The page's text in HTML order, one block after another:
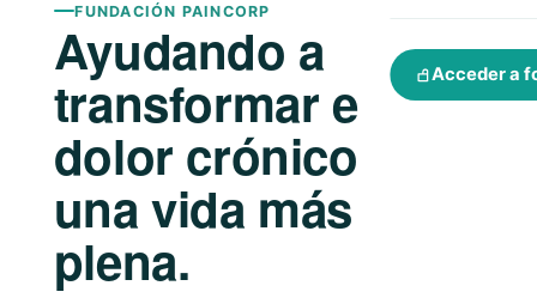
Acceder a
FUNDACIÓN PAINCORP
Ayudando a
transformar el
dolor crónico en
una vida más
plena.